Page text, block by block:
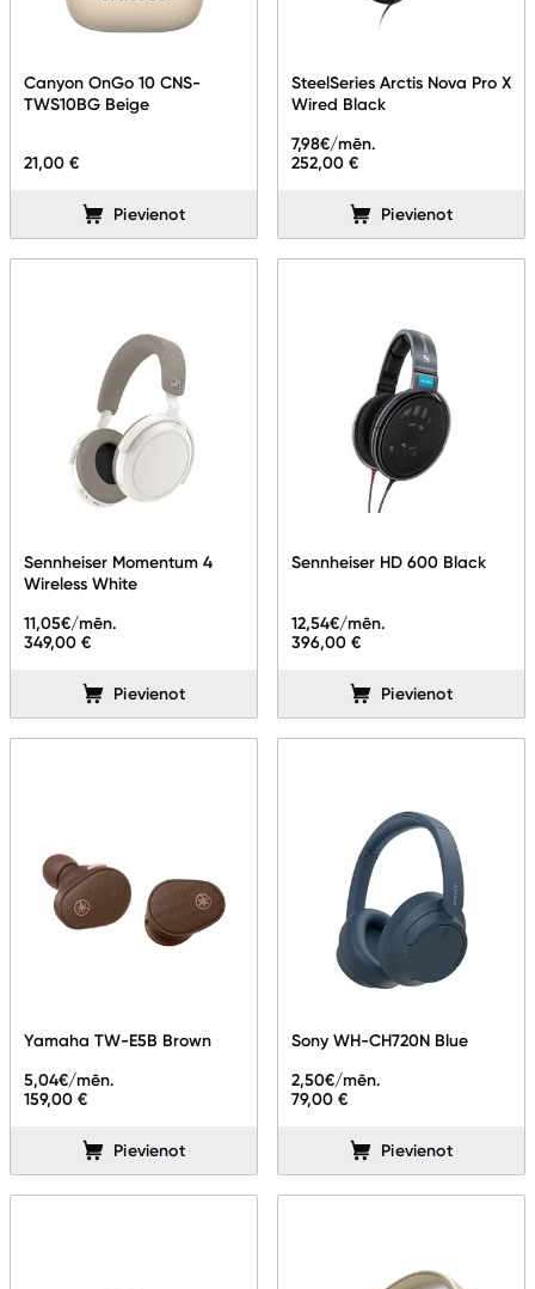
Canyon OnGo 10 CNS-
TWS10BG Beige
21,00 €
Pievienot
SteelSeries Arctis Nova Pro X
Wired Black
252,00 €
7,98€/mēn.
Pievienot
Sennheiser Momentum 4
Wireless White
349,00 €
11,05€/mēn.
Pievienot
Sennheiser HD 600 Black
396,00 €
12,54€/mēn.
Pievienot
Yamaha TW-E5B Brown
159,00 €
5,04€/mēn.
Pievienot
Sony WH-CH720N Blue
79,00 €
2,50€/mēn.
Pievienot